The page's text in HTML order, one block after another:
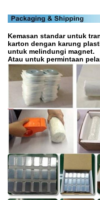
Kemasan standar untuk
karton dengan karung
untuk melindungi magnet.
Atau untuk permintaan